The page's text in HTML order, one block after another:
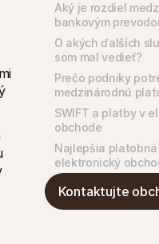
Aký je rozdiel
bankovým
O akých ďalších
som mal vedieť?
Prečo podniky
medzinárodnú
SWIFT a platby v
obchode
Najlepšia
elektronický
Kontaktujte